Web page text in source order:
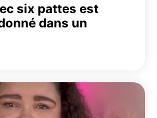
six pattes est
dans un